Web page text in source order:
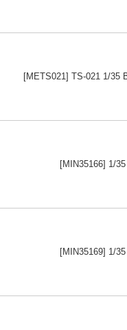
[METS021] TS-021 1/35
[MIN35166] 1/
[MIN35169] 1/